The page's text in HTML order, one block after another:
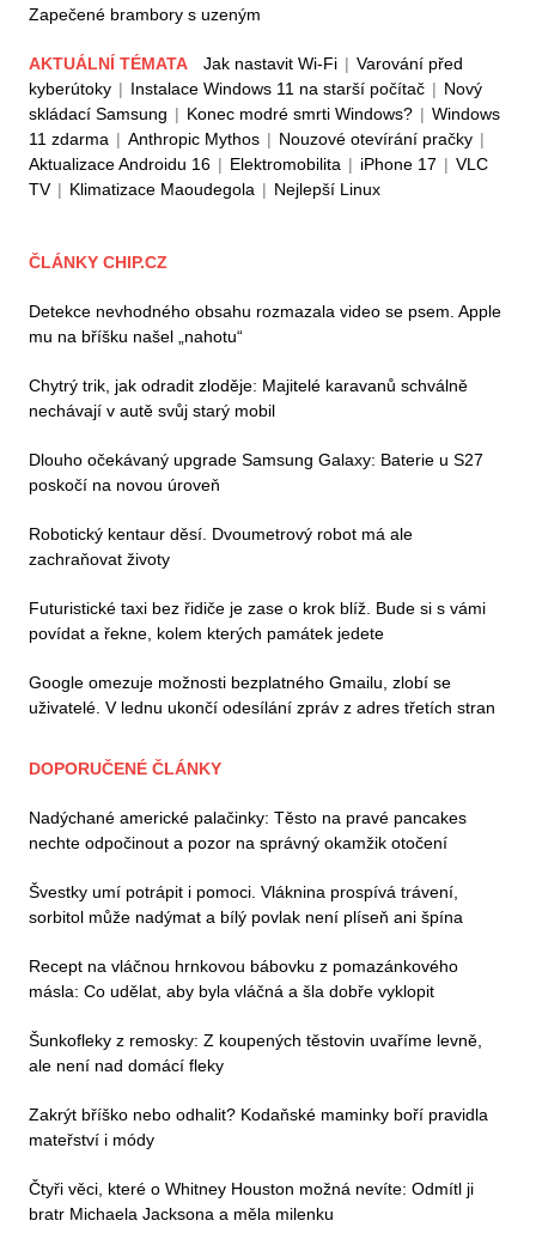
Zapečené brambory s uzeným
AKTUÁLNÍ TÉMATA Jak nastavit Wi-Fi | Varování před
kyberútoky | Instalace Windows 11 na starší počítač | Nový
skládací Samsung | Konec modré smrti Windows? | Windows
11 zdarma | Anthropic Mythos | Nouzové otevírání pračky |
Aktualizace Androidu 16 | Elektromobilita | iPhone 17 | VLC
TV | Klimatizace Maoudegola | Nejlepší Linux
ČLÁNKY CHIP.CZ
Detekce nevhodného obsahu rozmazala video se psem. Apple
mu na bříšku našel „nahotu“
Chytrý trik, jak odradit zloděje: Majitelé karavanů schválně
nechávají v autě svůj starý mobil
Dlouho očekávaný upgrade Samsung Galaxy: Baterie u S27
poskočí na novou úroveň
Robotický kentaur děsí. Dvoumetrový robot má ale
zachraňovat životy
Futuristické taxi bez řidiče je zase o krok blíž. Bude si s vámi
povídat a řekne, kolem kterých památek jedete
Google omezuje možnosti bezplatného Gmailu, zlobí se
uživatelé. V lednu ukončí odesílání zpráv z adres třetích stran
DOPORUČENÉ ČLÁNKY
Nadýchané americké palačinky: Těsto na pravé pancakes
nechte odpočinout a pozor na správný okamžik otočení
Švestky umí potrápit i pomoci. Vláknina prospívá trávení,
sorbitol může nadýmat a bílý povlak není plíseň ani špína
Recept na vláčnou hrnkovou bábovku z pomazánkového
másla: Co udělat, aby byla vláčná a šla dobře vyklopit
Šunkofleky z remosky: Z koupených těstovin uvaříme levně,
ale není nad domácí fleky
Zakrýt bříško nebo odhalit? Kodaňské maminky boří pravidla
mateřství i módy
Čtyři věci, které o Whitney Houston možná nevíte: Odmítl ji
bratr Michaela Jacksona a měla milenku